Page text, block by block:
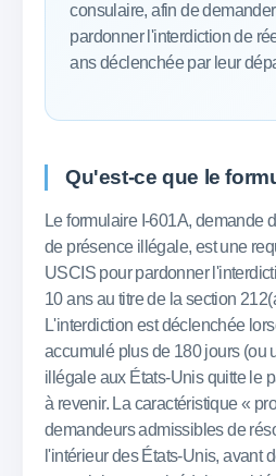
consulaire, afin de
pardonner l'interdiction de
ans déclenchée par leur
Qu'est-ce que le
Le formulaire I-601A, demande
de présence illégale, est une
USCIS pour pardonner
10 ans au titre de la section
L'interdiction est déclenchée
accumulé plus de 180 jours (ou
illégale aux États-Unis quitte le
à revenir. La caractéristique «
demandeurs admissibles de
l'intérieur des États-Unis, avant